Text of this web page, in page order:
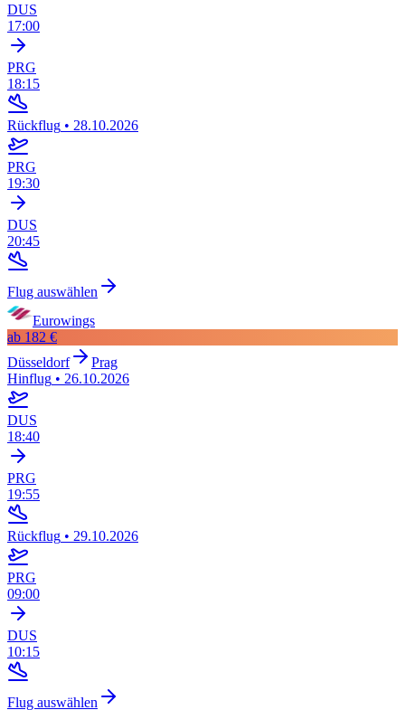
DUS
17:00
PRG
18:15
Rückflug • 28.10.2026
PRG
19:30
DUS
20:45
Flug auswählen
Eurowings
ab 182 €
Düsseldorf
Prag
Hinflug • 26.10.2026
DUS
18:40
PRG
19:55
Rückflug • 29.10.2026
PRG
09:00
DUS
10:15
Flug auswählen